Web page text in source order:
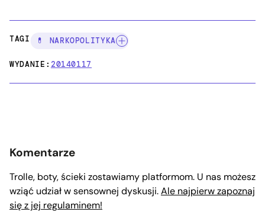
TAGI: 💊 NARKOPOLITYKA
WYDANIE:20140117
Komentarze
Trolle, boty, ścieki zostawiamy platformom. U nas możesz
wziąć udział w sensownej dyskusji.Ale najpierw zapoznaj
się z jej regulaminem!